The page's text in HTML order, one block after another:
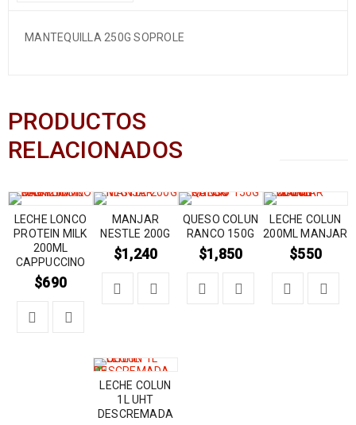
MANTEQUILLA 250G SOPROLE
PRODUCTOS
RELACIONADOS
LECHE LONCO
PROTEIN MILK
200ML
CAPPUCCINO
$690
MANJAR
NESTLE 200G
$1,240
QUESO COLUN
RANCO 150G
$1,850
LECHE COLUN
200ML MANJAR
$550
LECHE COLUN
1L UHT
DESCREMADA